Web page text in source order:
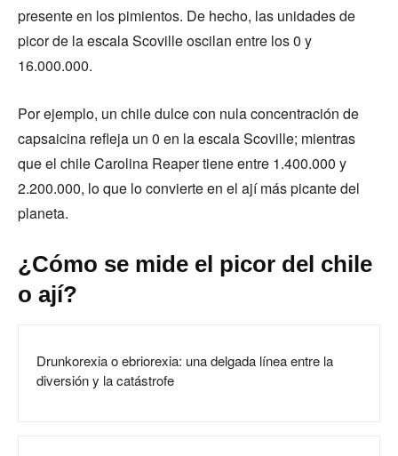
presente en los pimientos. De hecho, las unidades de
picor de la escala Scoville oscilan entre los 0 y
16.000.000.
Por ejemplo, un chile dulce con nula concentración de
capsaicina refleja un 0 en la escala Scoville; mientras
que el chile Carolina Reaper tiene entre 1.400.000 y
2.200.000, lo que lo convierte en el ají más picante del
planeta.
¿Cómo se mide el picor del chile
o ají?
Drunkorexia o ebriorexia: una delgada línea entre la
diversión y la catástrofe